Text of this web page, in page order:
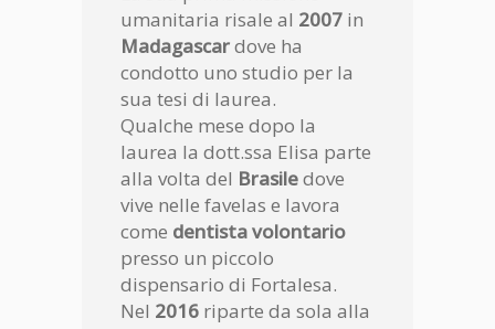
umanitaria risale al 2007 in
Madagascardove ha
condotto uno studio per la
sua tesi di laurea.
Qualche mese dopo la
laurea la dott.ssa Elisa parte
alla volta del Brasiledove
vive nelle favelas e lavora
come dentista volontario
presso un piccolo
dispensario di Fortalesa.
Nel 2016 riparte da sola alla